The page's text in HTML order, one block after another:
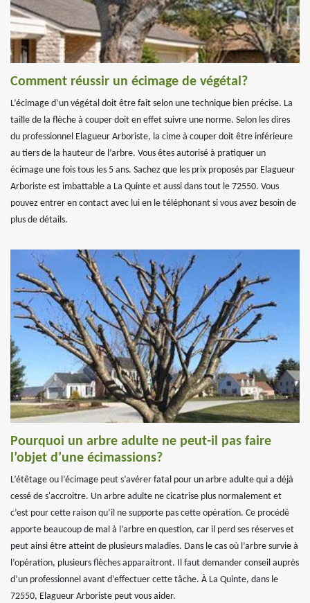
Comment réussir un écimage de végétal?
L’écimage d’un végétal doit être fait selon une technique bien précise. La
taille de la flèche à couper doit en effet suivre une norme. Selon les dires
du professionnel Elagueur Arboriste, la cime à couper doit être inférieure
au tiers de la hauteur de l’arbre. Vous êtes autorisé à pratiquer un
écimage une fois tous les 5 ans. Sachez que les prix proposés par Elagueur
Arboriste est imbattable a La Quinte et aussi dans tout le 72550. Vous
pouvez entrer en contact avec lui en le téléphonant si vous avez besoin de
plus de détails.
Pourquoi un arbre adulte ne peut-il pas faire
l’objet d’une écimassions?
L’étêtage ou l’écimage peut s’avérer fatal pour un arbre adulte qui a déjà
cessé de s'accroitre. Un arbre adulte ne cicatrise plus normalement et
c’est pour cette raison qu’il ne supporte pas cette opération. Ce procédé
apporte beaucoup de mal à l’arbre en question, car il perd ses réserves et
peut ainsi être atteint de plusieurs maladies. Dans le cas où l’arbre survie à
l’opération, plusieurs flèches apparaitront. Il faut demander conseil auprès
d’un professionnel avant d’effectuer cette tâche. À La Quinte, dans le
72550, Elagueur Arboriste peut vous aider.